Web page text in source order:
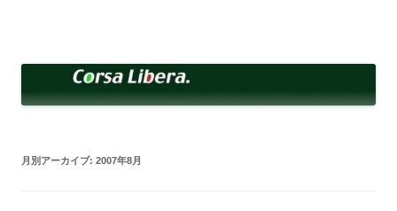
へ
ッ
月別アーカイブ: 2007年8月